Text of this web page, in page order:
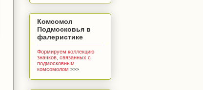
Комсомол
Подмосковья в
фалеристике
Формируем коллекцию
значков, связанных с
подмосковным
комсомолом >>>